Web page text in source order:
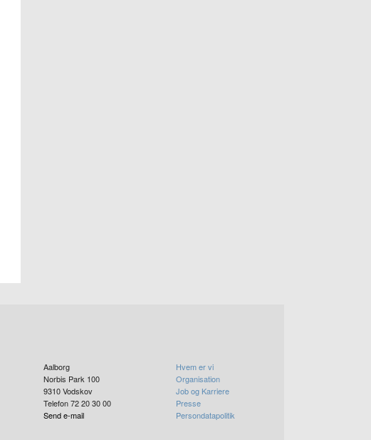
Aalborg
Norbis Park 100
9310 Vodskov
Telefon 72 20 30 00
Send e-mail
Hvem er vi
Organisation
Job og Karriere
Presse
Persondatapolitik